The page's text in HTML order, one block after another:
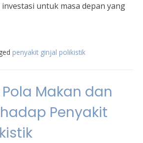
untuk masa depan yang
penyakit ginjal polikistik
Makan dan
Penyakit